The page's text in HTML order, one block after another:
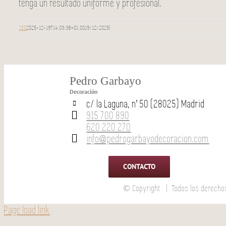
tenga un resultado uniforme y profesional.
SEO2025-12-19T14:03:38+01:0019/12/2025
Pedro Garbayo
Decoración
c/ la Laguna, nº 50 (28025) Madrid
915 700 890
620 220 270
info@pedrogarbayodecoracion.com
CONTACTO
© Copyright | Todos los
Page load link